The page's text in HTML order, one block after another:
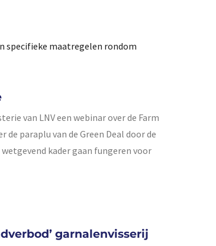
specifieke maatregelen rondom
van LNV een webinar over de Farm
paraplu van de Green Deal door de
kader gaan fungeren voor
garnalenvisserij